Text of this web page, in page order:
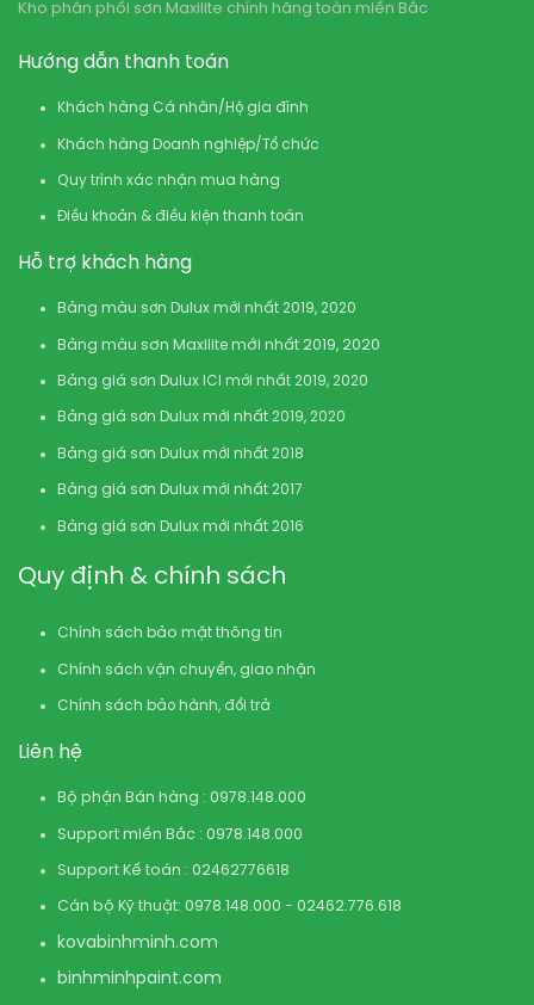
Kho phân phối sơn Maxilite chính hãng toàn miền Bắc
Hướng dẫn thanh toán
Khách hàng Cá nhân/Hộ gia đình
Khách hàng Doanh nghiệp/Tổ chức
Quy trình xác nhận mua hàng
Điều khoản & điều kiện thanh toán
Hỗ trợ khách hàng
Bảng màu sơn Dulux mới nhất 2019, 2020
Bảng màu sơn Maxilite mới nhất 2019, 2020
Bảng giá sơn Dulux ICI mới nhất 2019, 2020
Bảng giá sơn Dulux mới nhất 2019, 2020
Bảng giá sơn Dulux mới nhất 2018
Bảng giá sơn Dulux mới nhất 2017
Bảng giá sơn Dulux mới nhất 2016
Quy định & chính sách
Chính sách bảo mật thông tin
Chính sách vận chuyển, giao nhận
Chính sách bảo hành, đổi trả
Liên hệ
Bộ phận Bán hàng : 0978.148.000
Support miền Bắc : 0978.148.000
Support Kế toán : 02462776618
Cán bộ Kỹ thuật: 0978.148.000 - 02462.776.618
kovabinhminh.com
binhminhpaint.com